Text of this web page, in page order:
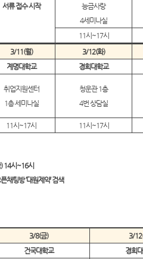
서류 접수 시작
능금사랑
4세미나실
11시~17시
3/11(월)
3/12(화)
계명대학교 경희대학교
취업지원센터
1층 세미나실
청운관 1층
4번 상담실
11시~17시 11시~17시
14시~16시
채팅방 ‘대원제약’ 검색
3/8(금)
3/
건국대학교 경희